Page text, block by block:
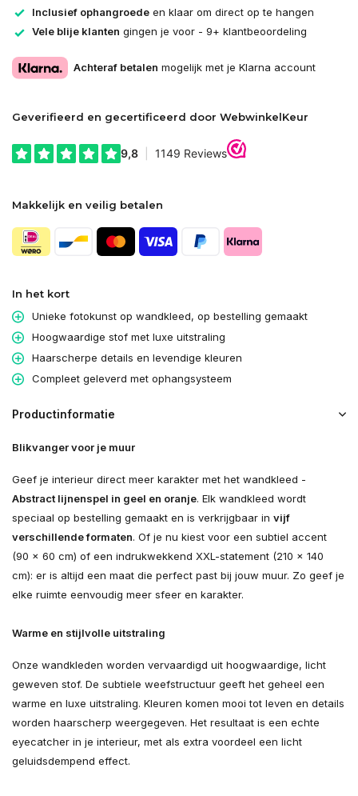
Inclusief ophangroede en klaar om direct op te hangen
Vele blije klanten gingen je voor - 9+ klantbeoordeling
Achteraf betalen mogelijk met je Klarna account
Geverifieerd en gecertificeerd door WebwinkelKeur
Makkelijk en veilig betalen
In het kort
Unieke fotokunst op wandkleed, op bestelling gemaakt
Hoogwaardige stof met luxe uitstraling
Haarscherpe details en levendige kleuren
Compleet geleverd met ophangsysteem
Productinformatie
Blikvanger voor je muur
Geef je interieur direct meer karakter met het wandkleed -
Abstract lijnenspel in geel en oranje. Elk wandkleed wordt
speciaal op bestelling gemaakt en is verkrijgbaar in vijf
verschillende formaten. Of je nu kiest voor een subtiel accent
(90 × 60 cm) of een indrukwekkend XXL-statement (210 × 140
cm): er is altijd een maat die perfect past bij jouw muur. Zo geef je
elke ruimte eenvoudig meer sfeer en karakter.
Warme en stijlvolle uitstraling
Onze wandkleden worden vervaardigd uit hoogwaardige, licht
geweven stof. De subtiele weefstructuur geeft het geheel een
warme en luxe uitstraling. Kleuren komen mooi tot leven en details
worden haarscherp weergegeven. Het resultaat is een echte
eyecatcher in je interieur, met als extra voordeel een licht
geluidsdempend effect.